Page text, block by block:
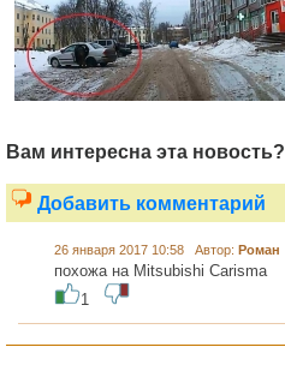
Вам интересна эта новость?
Добавить комментарий
26 января 2017 10:58 Автор: Роман
похожа на Mitsubishi Carisma
1